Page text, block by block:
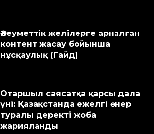
Әлеуметтік желілерге арналған
контент жасау бойынша
нұсқаулық (Гайд)
Отаршыл саясатқа қарсы дала
үні: Қазақстанда ежелгі өнер
туралы деректі жоба
жарияланды